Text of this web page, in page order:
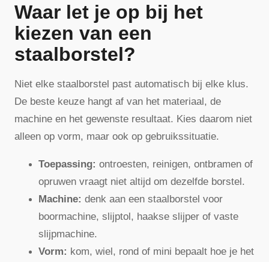
Waar let je op bij het
kiezen van een
staalborstel?
Niet elke staalborstel past automatisch bij elke klus.
De beste keuze hangt af van het materiaal, de
machine en het gewenste resultaat. Kies daarom niet
alleen op vorm, maar ook op gebruikssituatie.
Toepassing: ontroesten, reinigen, ontbramen of
opruwen vraagt niet altijd om dezelfde borstel.
Machine: denk aan een staalborstel voor
boormachine, slijptol, haakse slijper of vaste
slijpmachine.
Vorm: kom, wiel, rond of mini bepaalt hoe je het